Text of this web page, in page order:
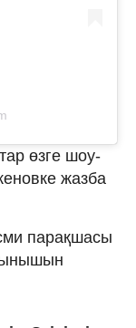
өзге шоу-
жазба
парақшасы